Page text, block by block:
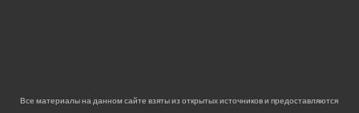
Все материалы на данном сайте взяты из открытых источников и предоставляются